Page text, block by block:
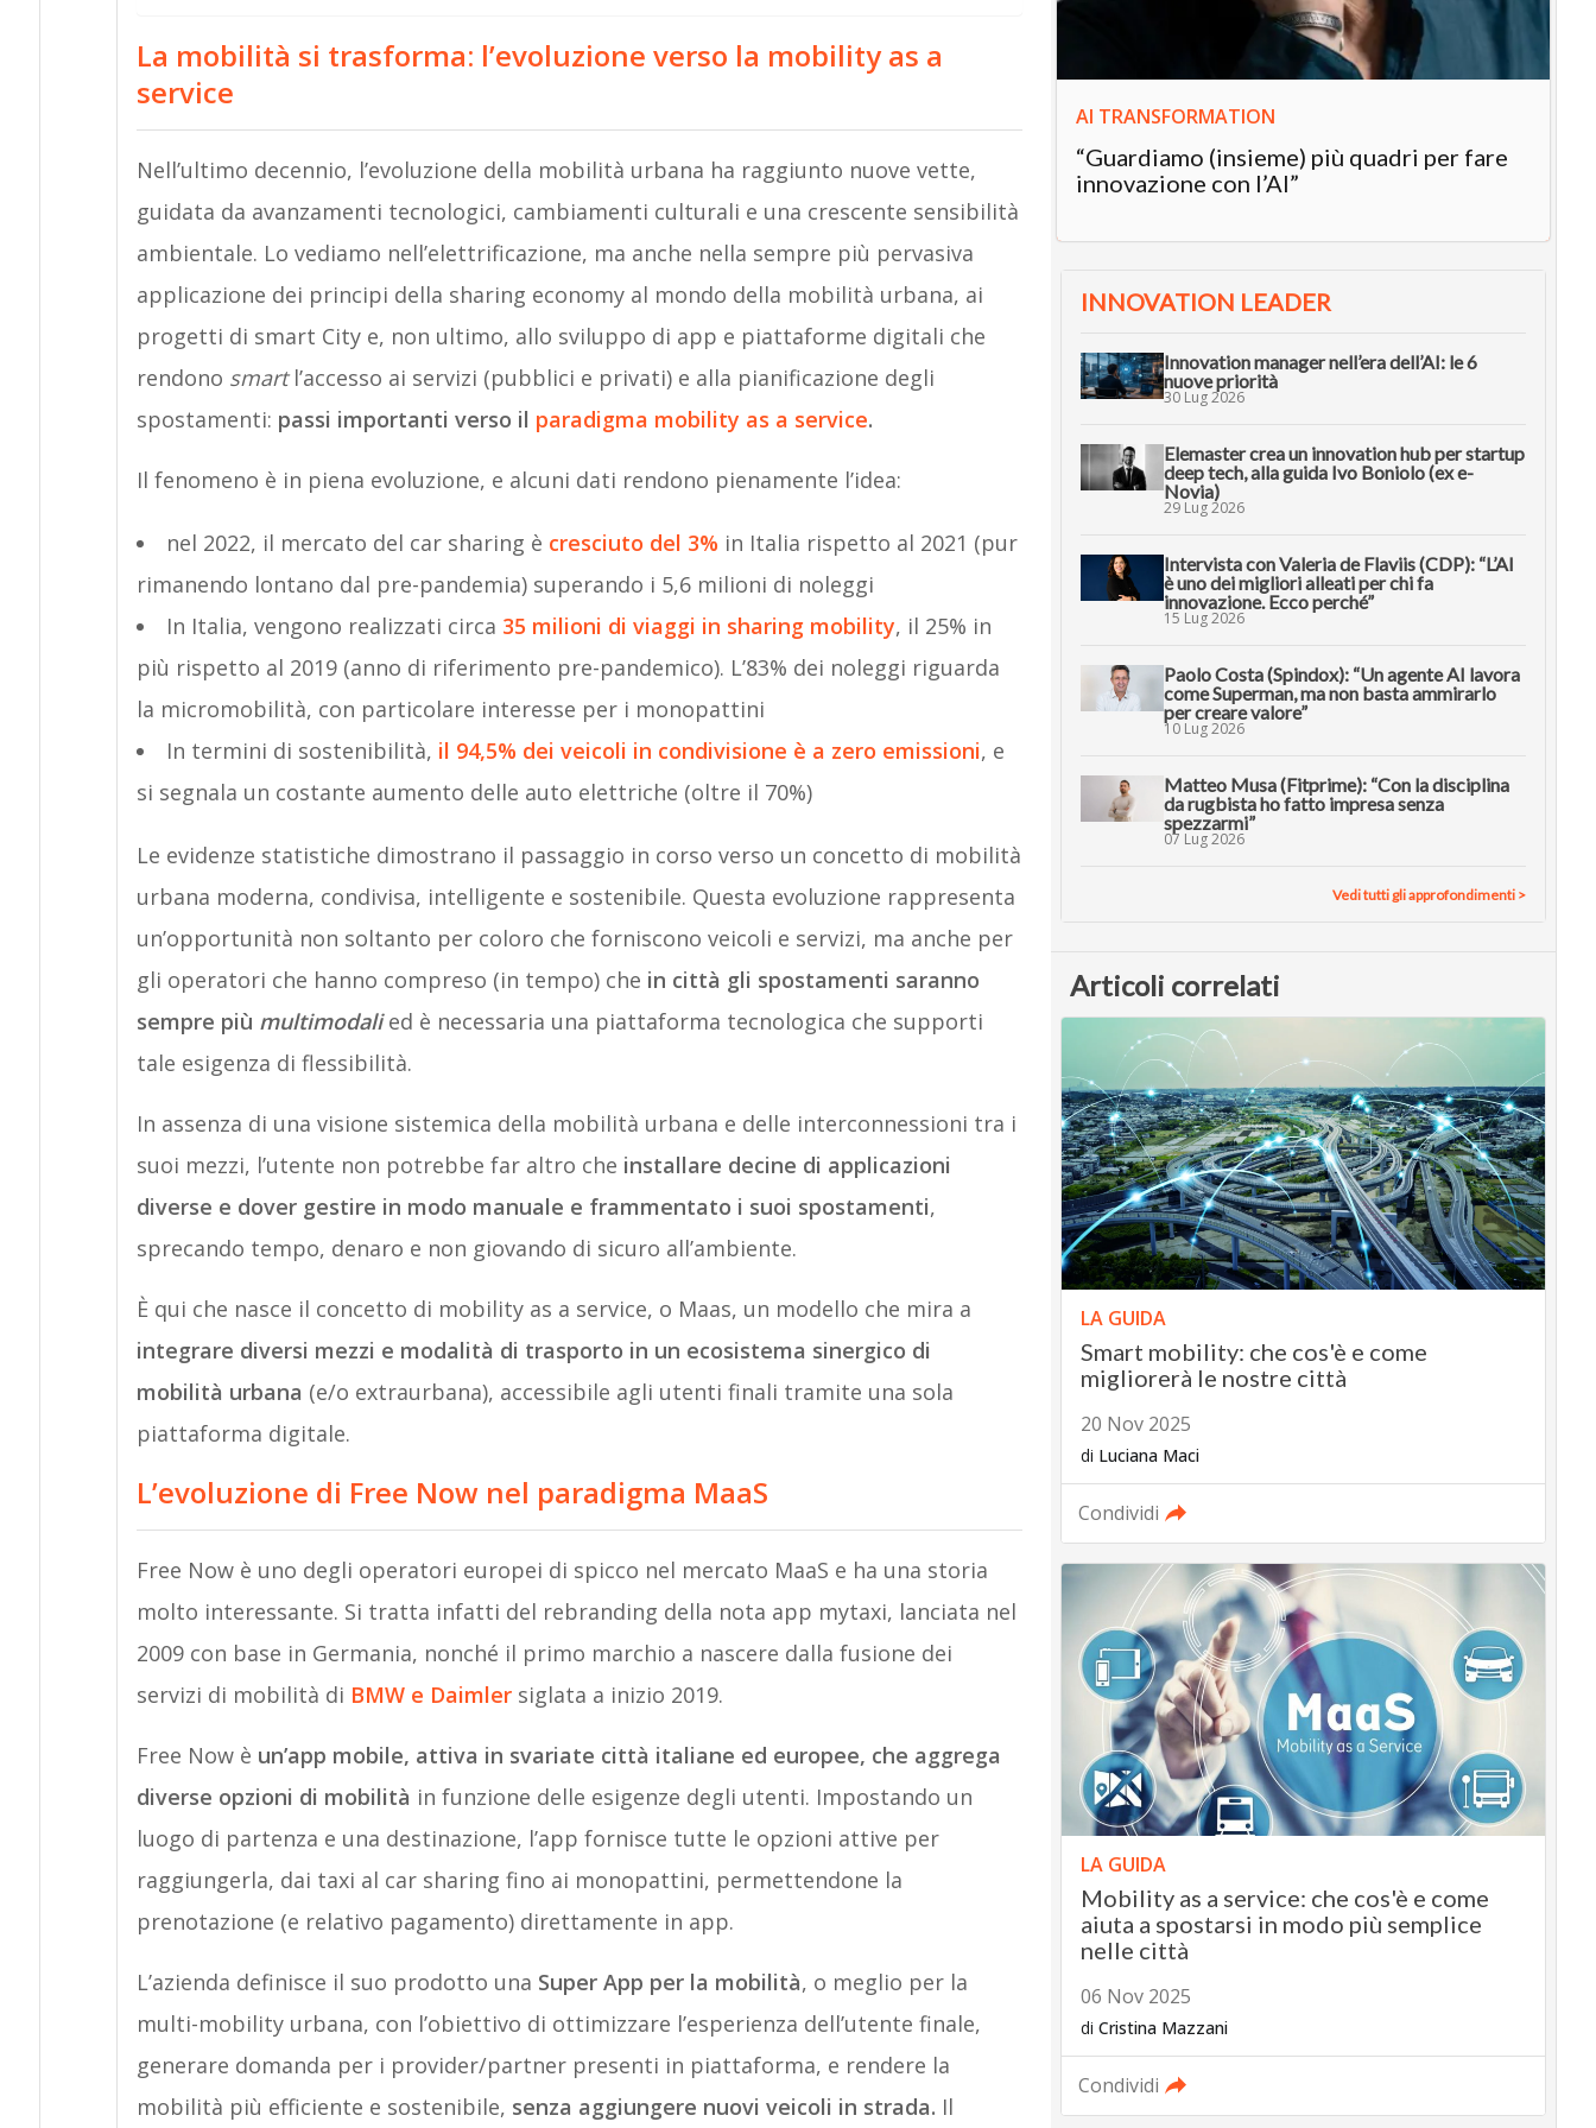
La mobilità si trasforma: l’evoluzione verso la mobility as a
service
Nell’ultimo decennio, l’evoluzione della mobilità urbana ha raggiunto nuove vette,
guidata da avanzamenti tecnologici, cambiamenti culturali e una crescente sensibilità
ambientale. Lo vediamo nell’elettrificazione, ma anche nella sempre più pervasiva
applicazione dei principi della sharing economy al mondo della mobilità urbana, ai
progetti di smart City e, non ultimo, allo sviluppo di app e piattaforme digitali che
rendono smartl’accesso ai servizi (pubblici e privati) e alla pianificazione degli
spostamenti: passi importanti verso il paradigma mobility as a service.
Il fenomeno è in piena evoluzione, e alcuni dati rendono pienamente l’idea:
nel 2022, il mercato del car sharing è cresciuto del 3% in Italia rispetto al 2021 (pur
rimanendo lontano dal pre-pandemia) superando i 5,6 milioni di noleggi
In Italia, vengono realizzati circa 35 milioni di viaggi in sharing mobility, il 25% in
più rispetto al 2019 (anno di riferimento pre-pandemico). L’83% dei noleggi riguarda
la micromobilità, con particolare interesse per i monopattini
In termini di sostenibilità, il 94,5% dei veicoli in condivisione è a zero emissioni, e
si segnala un costante aumento delle auto elettriche (oltre il 70%)
Le evidenze statistiche dimostrano il passaggio in corso verso un concetto di mobilità
urbana moderna, condivisa, intelligente e sostenibile. Questa evoluzione rappresenta
un’opportunità non soltanto per coloro che forniscono veicoli e servizi, ma anche per
gli operatori che hanno compreso (in tempo) che in città gli spostamenti saranno
sempre più multimodali ed è necessaria una piattaforma tecnologica che supporti
tale esigenza di flessibilità.
In assenza di una visione sistemica della mobilità urbana e delle interconnessioni tra i
suoi mezzi, l’utente non potrebbe far altro che installare decine di applicazioni
diverse e dover gestire in modo manuale e frammentato i suoi spostamenti,
sprecando tempo, denaro e non giovando di sicuro all’ambiente.
È qui che nasce il concetto di mobility as a service, o Maas, un modello che mira a
integrare diversi mezzi e modalità di trasporto in un ecosistema sinergico di
mobilità urbana (e/o extraurbana), accessibile agli utenti finali tramite una sola
piattaforma digitale.
L’evoluzione di Free Now nel paradigma MaaS
Free Now è uno degli operatori europei di spicco nel mercato MaaS e ha una storia
molto interessante. Si tratta infatti del rebranding della nota app mytaxi, lanciata nel
2009 con base in Germania, nonché il primo marchio a nascere dalla fusione dei
servizi di mobilità di BMW e Daimlersiglata a inizio 2019.
Free Now è un’app mobile, attiva in svariate città italiane ed europee, che aggrega
diverse opzioni di mobilità in funzione delle esigenze degli utenti. Impostando un
luogo di partenza e una destinazione, l’app fornisce tutte le opzioni attive per
raggiungerla, dai taxi al car sharing fino ai monopattini, permettendone la
prenotazione (e relativo pagamento) direttamente in app.
L’azienda definisce il suo prodotto una Super App per la mobilità, o meglio per la
multi-mobility urbana, con l’obiettivo di ottimizzare l’esperienza dell’utente finale,
generare domanda per i provider/partner presenti in piattaforma, e rendere la
mobilità più efficiente e sostenibile, senza aggiungere nuovi veicoli in strada. Il
AI TRANSFORMATION
“Guardiamo (insieme) più quadri per fare
innovazione con l’AI”
INNOVATION LEADER
Innovation manager nell’era dell’AI: le 6
nuove priorità
30 Lug 2026
Elemaster crea un innovation hub per startup
deep tech, alla guida Ivo Boniolo (ex e-
Novia)
29 Lug 2026
Intervista con Valeria de Flaviis (CDP): “L’AI
è uno dei migliori alleati per chi fa
innovazione. Ecco perché”
15 Lug 2026
Paolo Costa (Spindox): “Un agente AI lavora
come Superman, ma non basta ammirarlo
per creare valore”
10 Lug 2026
Matteo Musa (Fitprime): “Con la disciplina
da rugbista ho fatto impresa senza
spezzarmi”
07 Lug 2026
Vedi tutti gli approfondimenti >
Articoli correlati
LA GUIDA
Smart mobility: che cos'è e come
migliorerà le nostre città
20 Nov 2025
di Luciana Maci
Condividi
LA GUIDA
Mobility as a service: che cos'è e come
aiuta a spostarsi in modo più semplice
nelle città
06 Nov 2025
di Cristina Mazzani
Condividi